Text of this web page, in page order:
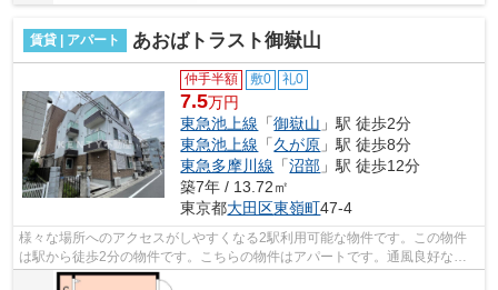
賃貸 | アパート あおばトラスト御嶽山
仲手半額 敷0 礼0
7.5万円
東急池上線 「御嶽山 」駅 徒歩2分
東急池上線 「久が原 」駅 徒歩8分
東急多摩川線 「沼部 」駅 徒歩12分
築7年 / 13.72㎡
東京都大田区東嶺町47-4
様々な場所へのアクセスがしやすくなる2駅利用可能な物件です。この物件
は駅から徒歩2分の物件です。こちらの物件はアパートです。通風良好な物
件は洗濯物も乾きやすくなっています。...